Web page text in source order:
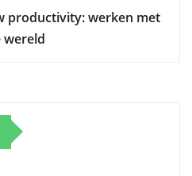
productivity: werken met
wereld